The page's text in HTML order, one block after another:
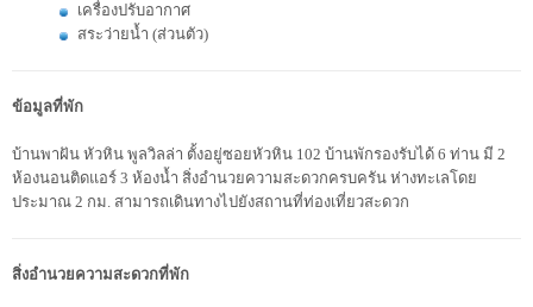
เครื่องปรับอากาศ
สระว่ายน้ำ (ส่วนตัว)
ข้อมูลที่พัก
บ้านพาฝัน หัวหิน พูลวิลล่า ตั้งอยู่ซอยหัวหิน 102 บ้านพักรองรับได้ 6 ท่าน มี 2
ห้องนอนติดแอร์ 3 ห้องน้ำ สิ่งอำนวยความสะดวกครบครัน ห่างทะเลโดย
ประมาณ 2 กม. สามารถเดินทางไปยังสถานที่ท่องเที่ยวสะดวก
สิ่งอำนวยความสะดวกที่พัก